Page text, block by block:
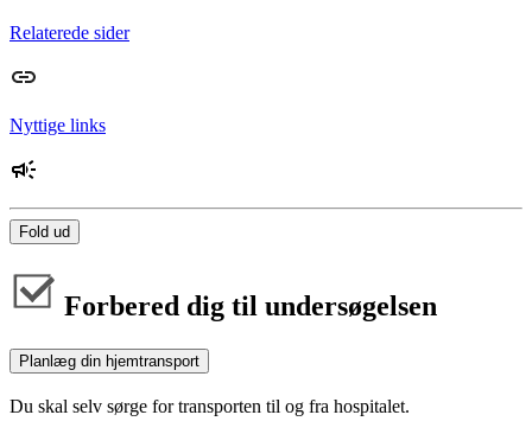
Relaterede sider
Nyttige links
Fold ud
Forbered dig til undersøgelsen
Planlæg din hjemtransport
Du skal selv sørge for transporten til og fra hospitalet.